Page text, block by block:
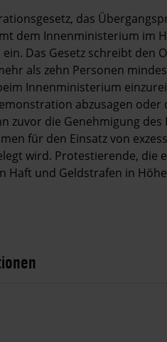
das
dem Innenministerium im
Das Gesetz schreibt
als zehn Personen
Innenministerium
abzusagen
zuvor die Genehmigung
für den Einsatz von
wird. Protestierende,
Haft und Geldstrafen in